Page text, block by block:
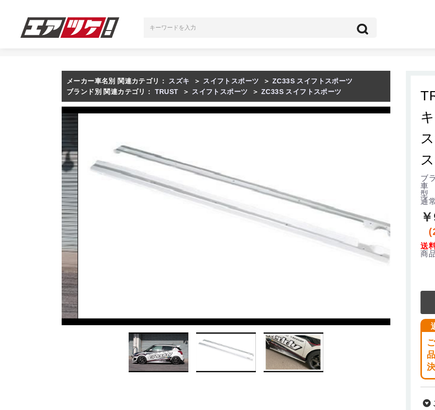
メーカー車名別 関連カテゴリ： スズキ ＞ スイフトスポーツ ＞ ZC33S スイフトスポーツ
ブランド別 関連カテゴリ：
TRUST ＞ スイフトスポーツ ＞ ZC33S スイフトスポーツ
ブ
車
型
通
送
商